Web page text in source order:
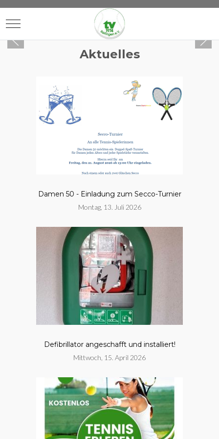
Mobile Menu Toggle
Aktuelles
Damen 50 - Einladung zum Secco-Turnier
Montag, 13. Juli 2026
Defibrillator angeschafft und installiert!
Mittwoch, 15. April 2026